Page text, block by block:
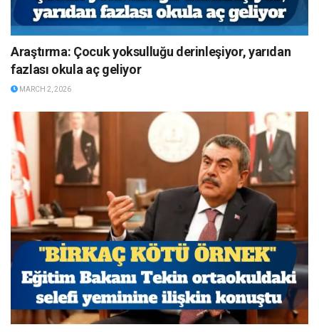
Araştırma: Çocuk yoksulluğu derinleşiyor, yarıdan
fazlası okula aç geliyor
MARCH 2, 2026